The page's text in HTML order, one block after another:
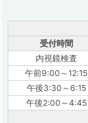
受付時間
内視鏡検査
午前9:00～12:15
午後3:30～6:15
午後2:00～4:45